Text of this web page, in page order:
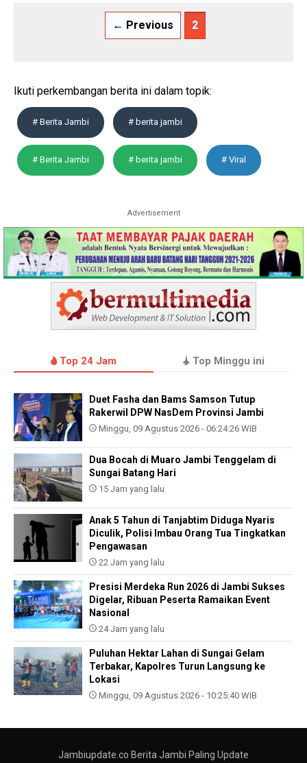
← Previous 2
Ikuti perkembangan berita ini dalam topik:
# Berita Jambi # berita jambi
# Berita Jambi # berita jambi # Viral
Advertisement
Top 24 Jam Top Minggu ini
Duet Fasha dan Bams Samson Tutup
Rakerwil DPW NasDem Provinsi Jambi
Minggu, 09 Agustus 2026 - 06:24:26 WIB
Dua Bocah di Muaro Jambi Tenggelam di
Sungai Batang Hari
15 Jam yang lalu
Anak 5 Tahun di Tanjabtim Diduga Nyaris
Diculik, Polisi Imbau Orang Tua Tingkatkan
Pengawasan
22 Jam yang lalu
Presisi Merdeka Run 2026 di Jambi Sukses
Digelar, Ribuan Peserta Ramaikan Event
Nasional
24 Jam yang lalu
Puluhan Hektar Lahan di Sungai Gelam
Terbakar, Kapolres Turun Langsung ke
Lokasi
Minggu, 09 Agustus 2026 - 10:25:40 WIB
Jambiupdate.co Berita Jambi Paling Update